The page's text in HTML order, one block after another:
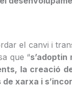
el canvi i
que “
la creació
xarxa i